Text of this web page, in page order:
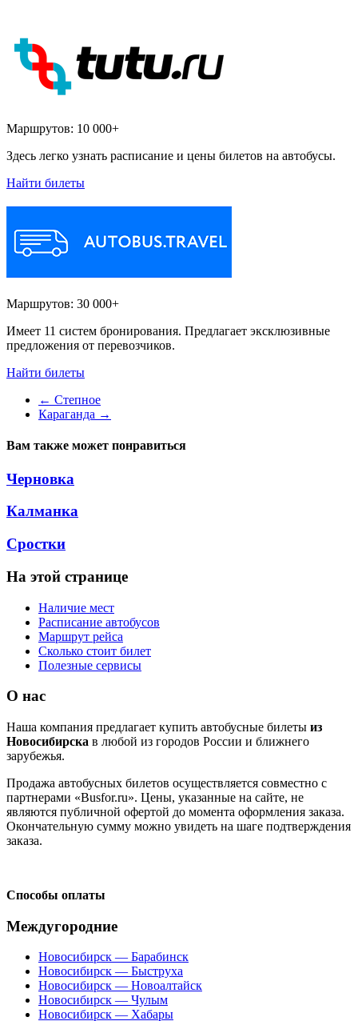
Маршрутов: 10 000+
Здесь легко узнать расписание и цены билетов на автобусы.
Найти билеты
Маршрутов: 30 000+
Имеет 11 систем бронирования. Предлагает эксклюзивные
предложения от перевозчиков.
Найти билеты
← Степное
Караганда →
Вам также может понравиться
Черновка
Калманка
Сростки
На этой странице
Наличие мест
Расписание автобусов
Маршрут рейса
Сколько стоит билет
Полезные сервисы
О нас
Наша компания предлагает купить автобусные билеты из
Новосибирска в любой из городов России и ближнего
зарубежья.
Продажа автобусных билетов осуществляется совместно с
партнерами «Busfor.ru». Цены, указанные на сайте, не
являются публичной офертой до момента оформления заказа.
Окончательную сумму можно увидеть на шаге подтверждения
заказа.
Способы оплаты
Междугородние
Новосибирск — Барабинск
Новосибирск — Быструха
Новосибирск — Новоалтайск
Новосибирск — Чулым
Новосибирск — Хабары